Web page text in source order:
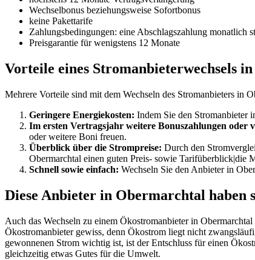
Wechselbonus beziehungsweise Sofortbonus
keine Pakettarife
Zahlungsbedingungen: eine Abschlagszahlung monatlich
Preisgarantie für wenigstens 12 Monate
Vorteile eines Stromanbieterwechsels
Mehrere Vorteile sind mit dem Wechseln des Stromanbieters in
Geringere Energiekosten: Indem Sie den Stromanbieter
Im ersten Vertragsjahr weitere Bonuszahlungen oder
oder weitere Boni freuen.
Überblick über die Strompreise: Durch den
Obermarchtal einen guten Preis- sowie Tarifüberblick|die
Schnell sowie einfach: Wechseln Sie den Anbieter in
Diese Anbieter in Obermarchtal haben
Auch das Wechseln zu einem Ökostromanbieter in
Ökostromanbieter gewiss, denn Ökostrom liegt nicht
gewonnenen Strom wichtig ist, ist der Entschluss für einen
gleichzeitig etwas Gutes für die Umwelt.